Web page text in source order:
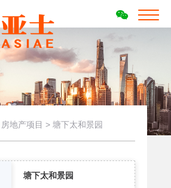
房地产项目 > 塘下太和景园
塘下太和景园